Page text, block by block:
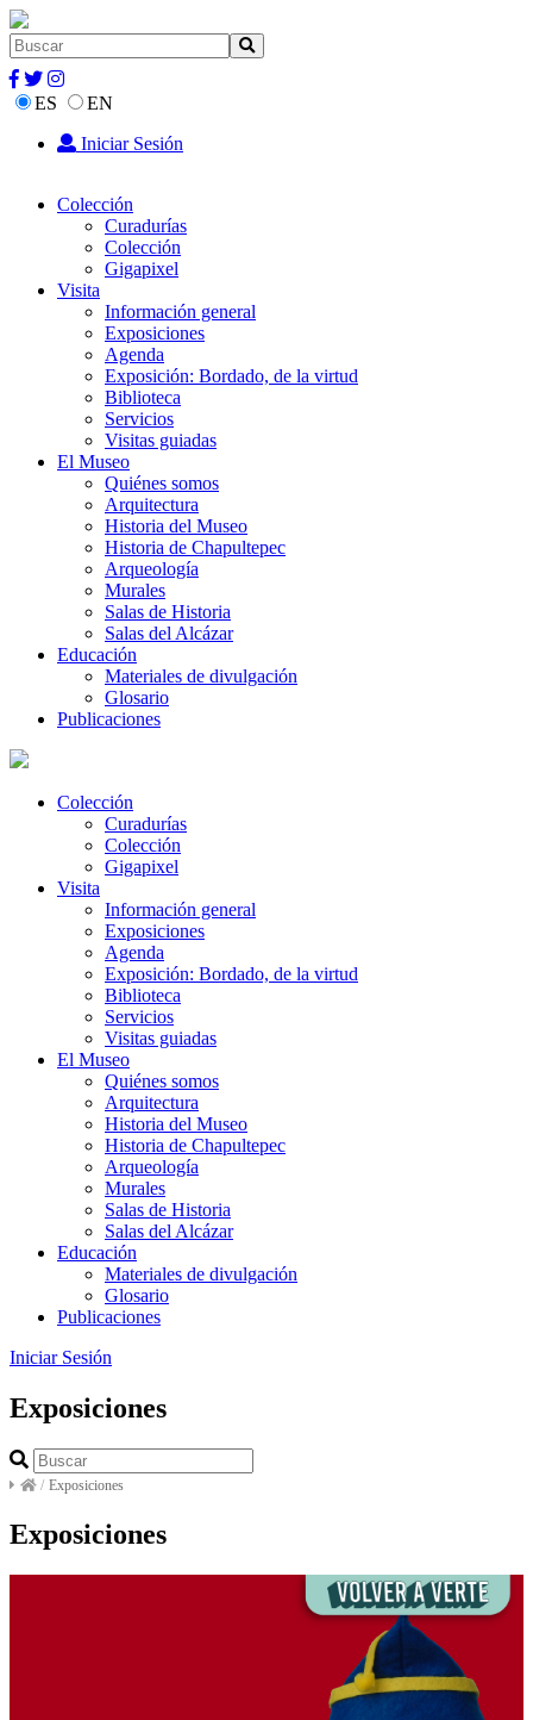
ES
EN
Iniciar Sesión
Colección
Curadurías
Colección
Gigapixel
Visita
Información general
Exposiciones
Agenda
Exposición: Bordado, de la virtud
Biblioteca
Servicios
Visitas guiadas
El Museo
Quiénes somos
Arquitectura
Historia del Museo
Historia de Chapultepec
Arqueología
Murales
Salas de Historia
Salas del Alcázar
Educación
Materiales de divulgación
Glosario
Publicaciones
Colección
Curadurías
Colección
Gigapixel
Visita
Información general
Exposiciones
Agenda
Exposición: Bordado, de la virtud
Biblioteca
Servicios
Visitas guiadas
El Museo
Quiénes somos
Arquitectura
Historia del Museo
Historia de Chapultepec
Arqueología
Murales
Salas de Historia
Salas del Alcázar
Educación
Materiales de divulgación
Glosario
Publicaciones
Iniciar Sesión
Exposiciones
/ Exposiciones
Exposiciones